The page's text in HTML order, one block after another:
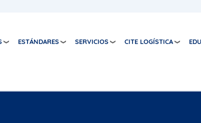
ESTÁNDARES SERVICIOS CITE LOGÍSTICA